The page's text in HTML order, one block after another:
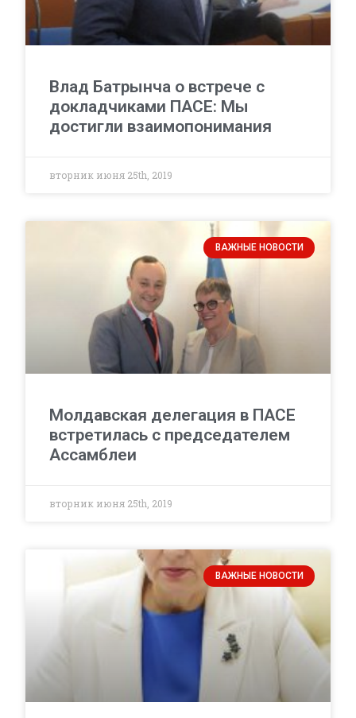
Влад Батрынча о встрече с
докладчиками ПАСЕ: Мы
достигли взаимопонимания
вторник июня 25th, 2019
ВАЖНЫЕ НОВОСТИ
Молдавская делегация в ПАСЕ
встретилась с председателем
Ассамблеи
вторник июня 25th, 2019
ВАЖНЫЕ НОВОСТИ